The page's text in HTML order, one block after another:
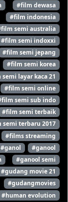
#film dewasa
#film indonesia
semi australia
#film semi indoxxi
#film semi jepang
#film semi korea
layar kaca 21
#film semi online
semi sub indo
#film semi terbaik
semi terbaru 2017
#films streaming
#ganol
#ganool
#ganool semi
#gudang movie 21
#gudangmovies
#human evolution